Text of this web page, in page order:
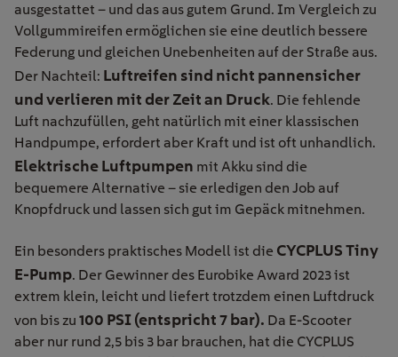
ausgestattet – und das aus gutem Grund. Im Vergleich zu
Vollgummireifen ermöglichen sie eine deutlich bessere
Federung und gleichen Unebenheiten auf der Straße aus.
Der Nachteil: Luftreifen sind nicht pannensicher
und verlieren mit der Zeit an Druck. Die fehlende
Luft nachzufüllen, geht natürlich mit einer klassischen
Handpumpe, erfordert aber Kraft und ist oft unhandlich.
Elektrische Luftpumpen mit Akku sind die
bequemere Alternative – sie erledigen den Job auf
Knopfdruck und lassen sich gut im Gepäck mitnehmen.
Ein besonders praktisches Modell ist die CYCPLUS Tiny
E-Pump. Der Gewinner des Eurobike Award 2023 ist
extrem klein, leicht und liefert trotzdem einen Luftdruck
von bis zu 100 PSI (entspricht 7 bar). Da E-Scooter
aber nur rund 2,5 bis 3 bar brauchen, hat die CYCPLUS